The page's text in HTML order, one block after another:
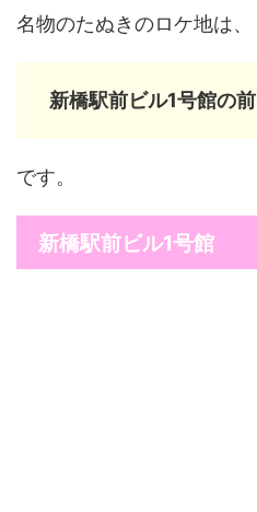
名物のたぬきのロケ地は、
新橋駅前ビル1号館の前
です。
新橋駅前ビル1号館